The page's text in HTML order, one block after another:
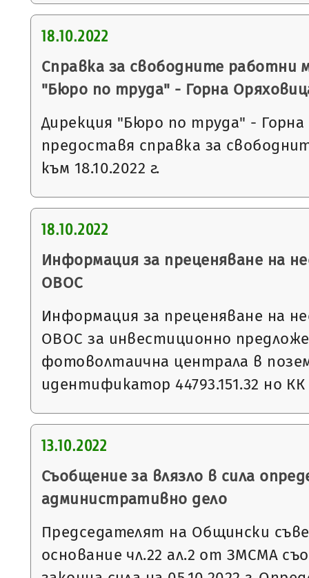
18.10.2022
Справка за свободните работни
"Бюро по труда" - Горна
Дирекция "Бюро по труда" -
предоставя справка за
към 18.10.2022 г.
18.10.2022
Информация за преценяване на
ОВОС
Информация за преценяване на
ОВОС за инвестиционно
фотоволтаична централа в
идентификатор 44793.151.32 но
13.10.2022
Съобщение за влязло в сила
административно дело
Председателят на Общински
основание чл.22 ал.2 от ЗМСМА